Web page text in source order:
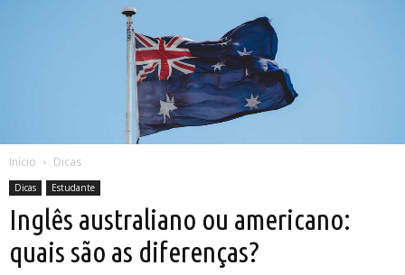
Início Dicas
Dicas Estudante
Inglês australiano ou americano:
quais são as diferenças?